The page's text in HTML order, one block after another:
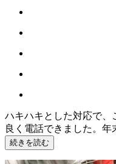
ハキハキとした対応で、
良く電話できました。年
続きを読む